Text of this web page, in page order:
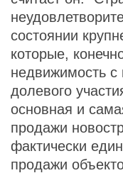
состоянии
которые,
недвижимость
долевого
основная и
продажи
фактически
продажи